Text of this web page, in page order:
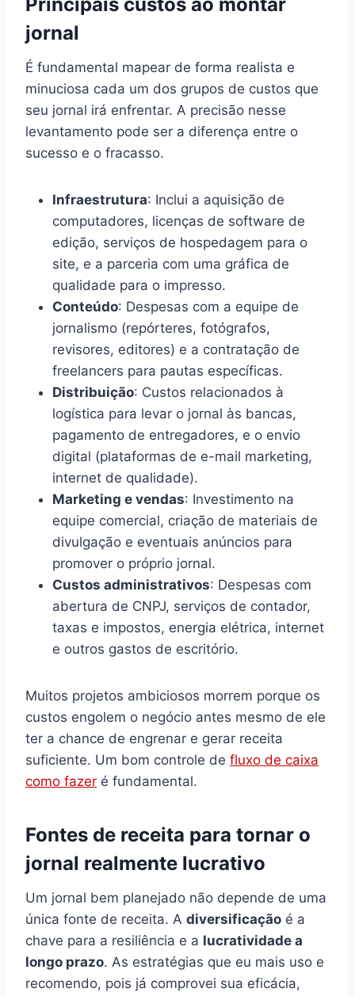
Principais custos ao montar
jornal
É fundamental mapear de forma realista e
minuciosa cada um dos grupos de custos que
seu jornal irá enfrentar. A precisão nesse
levantamento pode ser a diferença entre o
sucesso e o fracasso.
Infraestrutura: Inclui a aquisição de
computadores, licenças de software de
edição, serviços de hospedagem para o
site, e a parceria com uma gráfica de
qualidade para o impresso.
Conteúdo: Despesas com a equipe de
jornalismo (repórteres, fotógrafos,
revisores, editores) e a contratação de
freelancers para pautas específicas.
Distribuição: Custos relacionados à
logística para levar o jornal às bancas,
pagamento de entregadores, e o envio
digital (plataformas de e-mail marketing,
internet de qualidade).
Marketing e vendas: Investimento na
equipe comercial, criação de materiais de
divulgação e eventuais anúncios para
promover o próprio jornal.
Custos administrativos: Despesas com
abertura de CNPJ, serviços de contador,
taxas e impostos, energia elétrica, internet
e outros gastos de escritório.
Muitos projetos ambiciosos morrem porque os
custos engolem o negócio antes mesmo de ele
ter a chance de engrenar e gerar receita
suficiente. Um bom controle de fluxo de caixa
como fazer é fundamental.
Fontes de receita para tornar o
jornal realmente lucrativo
Um jornal bem planejado não depende de uma
única fonte de receita. A diversificação é a
chave para a resiliência e a lucratividade a
longo prazo. As estratégias que eu mais uso e
recomendo, pois já comprovei sua eficácia,